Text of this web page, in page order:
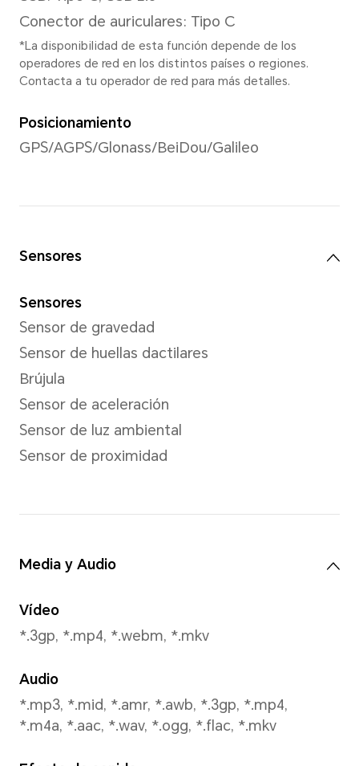
Cámara frontal
Cámara de 8 MP (f/2.0)
de foto y video. Consulte el
Resolución de imagen
Compatible con 3264x2448
modo de disparo.
Resolución de video
Compatible con 1920x1080
*La resolución de imagen real
Vídeo
Soporta grabación de video
Modo de captura
Foto, Video, Retrato